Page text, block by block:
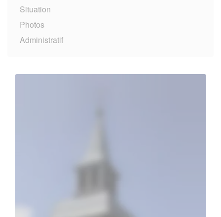
Situation
Photos
Administratif